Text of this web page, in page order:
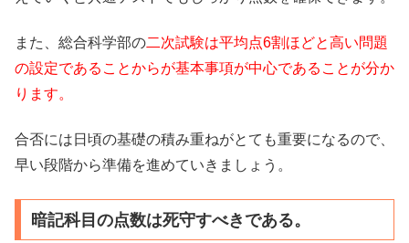
また、総合科学部の二次試験は平均点6割ほどと高い問題
の設定であることからが基本事項が中心であることが分か
ります。
合否には日頃の基礎の積み重ねがとても重要になるので、
早い段階から準備を進めていきましょう。
暗記科目の点数は死守すべきである。